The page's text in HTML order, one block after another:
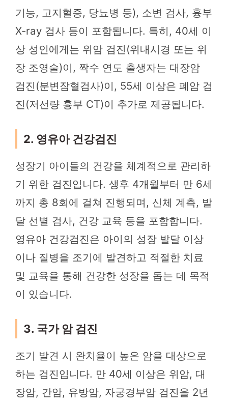
기능, 고지혈증, 당뇨병 등), 소변 검사, 흉부
X-ray 검사 등이 포함됩니다. 특히, 40세 이
상 성인에게는 위암 검진(위내시경 또는 위
장 조영술)이, 짝수 연도 출생자는 대장암
검진(분변잠혈검사)이, 55세 이상은 폐암 검
진(저선량 흉부 CT)이 추가로 제공됩니다.
2. 영유아 건강검진
성장기 아이들의 건강을 체계적으로 관리하
기 위한 검진입니다. 생후 4개월부터 만 6세
까지 총 8회에 걸쳐 진행되며, 신체 계측, 발
달 선별 검사, 건강 교육 등을 포함합니다.
영유아 건강검진은 아이의 성장 발달 이상
이나 질병을 조기에 발견하고 적절한 치료
및 교육을 통해 건강한 성장을 돕는 데 목적
이 있습니다.
3. 국가 암 검진
조기 발견 시 완치율이 높은 암을 대상으로
하는 검진입니다. 만 40세 이상은 위암, 대
장암, 간암, 유방암, 자궁경부암 검진을 2년